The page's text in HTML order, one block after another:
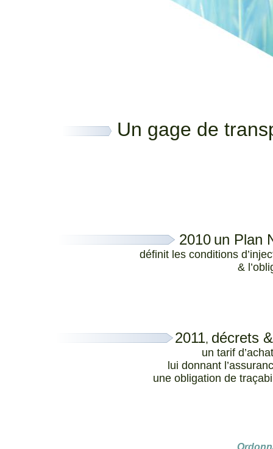
Un gage de
2010 un Plan
définit les conditions
&
2011, décrets
un tarif
lui donnant
une obligation de